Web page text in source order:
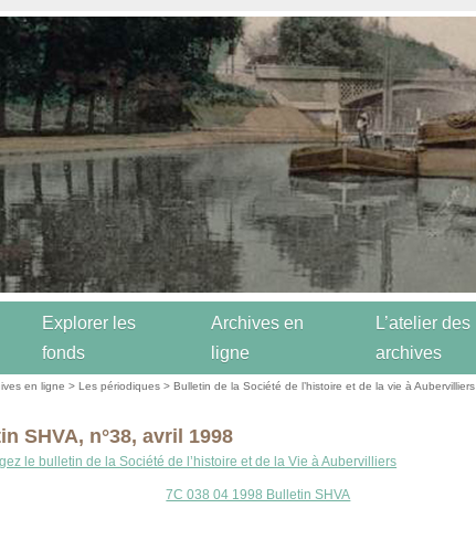
Explorer les
fonds
Archives en
ligne
L’atelier des
archives
en ligne >Les périodiques >Bulletin de la Société de l’histoire et de la vie à Aubervilliers
SHVA, n°38, avril 1998
le bulletin de la Société de l’histoire et de la Vie à Aubervilliers
7C 038 04 1998 Bulletin SHVA